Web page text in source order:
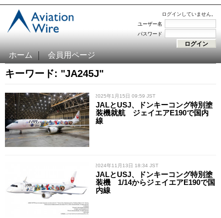
ログインしていません。
ユーザー名
パスワード
ホーム 会員用ページ
キーワード: "JA245J"
/ 2025年1月15日 09:59 JST
JALとUSJ、ドンキーコング特別塗
装機就航 ジェイエアE190で国内
線
/ 2024年11月13日 18:34 JST
JALとUSJ、ドンキーコング特別塗
装機 1/14からジェイエアE190で国
内線